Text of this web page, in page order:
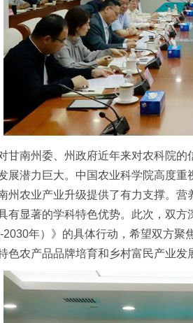
南州委、州政府近年来对农科院的
展潜力巨大。中国农业科学院高度
州农业产业升级提供了有力支撑。
有显著的学科特色优势。此次，双
年）》的具体行动，希望双方
色农产品品牌培育和乡村富民产业